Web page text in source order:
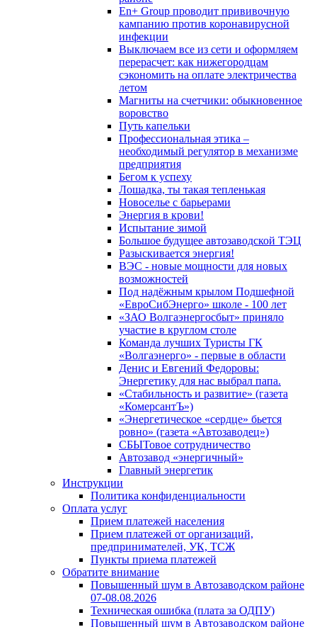
En+ Group проводит прививочную
кампанию против коронавирусной
инфекции
Выключаем все из сети и оформляем
перерасчет: как нижегородцам
сэкономить на оплате электричества
летом
Магниты на счетчики: обыкновенное
воровство
Путь капельки
Профессиональная этика –
необходимый регулятор в механизме
предприятия
Бегом к успеху
Лошадка, ты такая тепленькая
Новоселье с барьерами
Энергия в крови!
Испытание зимой
Большое будущее автозаводской ТЭЦ
Разыскивается энергия!
ВЭС - новые мощности для новых
возможностей
Под надёжным крылом Подшефной
«ЕвроСибЭнерго» школе - 100 лет
«ЗАО Волгаэнергосбыт» приняло
участие в круглом столе
Команда лучших Туристы ГК
«Волгаэнерго» - первые в области
Денис и Евгений Федоровы:
Энергетику для нас выбрал папа.
«Стабильность и развитие» (газета
«КомерсантЪ»)
«Энергетическое «сердце» бьется
ровно» (газета «Автозаводец»)
СБЫТовое сотрудничество
Автозавод «энергичный»
Главный энергетик
Инструкции
Политика конфиденциальности
Оплата услуг
Прием платежей населения
Прием платежей от организаций,
предпринимателей, УК, ТСЖ
Пункты приема платежей
Обратите внимание
Повышенный шум в Автозаводском районе
07-08.08.2026
Техническая ошибка (плата за ОДПУ)
Повышенный шум в Автозаводском районе